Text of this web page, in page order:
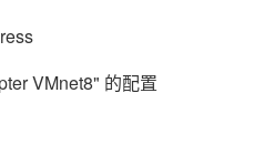
VMnet8" 的配置